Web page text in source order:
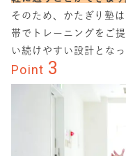
そのため、かたぎり塾
帯でトレーニングをご
い続けやすい設計となっ
Point 3